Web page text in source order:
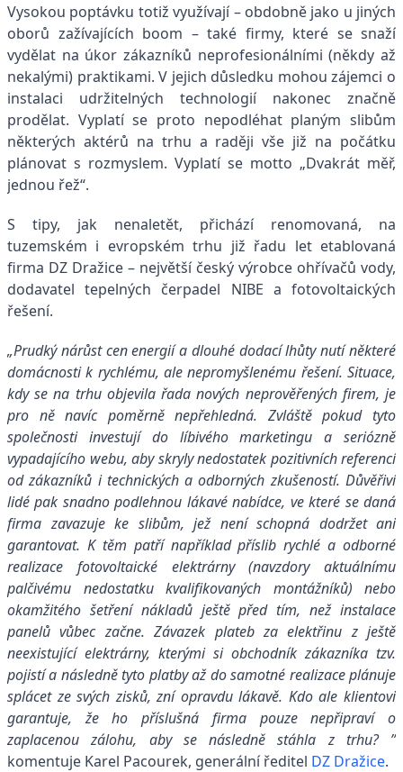
Vysokou poptávku totiž využívají – obdobně jako u jiných
oborů zažívajících boom – také firmy, které se snaží
vydělat na úkor zákazníků neprofesionálními (někdy až
nekalými) praktikami. V jejich důsledku mohou zájemci o
instalaci udržitelných technologií nakonec značně
prodělat. Vyplatí se proto nepodléhat planým slibům
některých aktérů na trhu a raději vše již na počátku
plánovat s rozmyslem. Vyplatí se motto „Dvakrát měř,
jednou řež“.
S tipy, jak nenaletět, přichází renomovaná, na
tuzemském i evropském trhu již řadu let etablovaná
firma DZ Dražice – největší český výrobce ohřívačů vody,
dodavatel tepelných čerpadel NIBE a fotovoltaických
řešení.
„Prudký nárůst cen energií a dlouhé dodací lhůty nutí některé
domácnosti k rychlému, ale nepromyšlenému řešení. Situace,
kdy se na trhu objevila řada nových neprověřených firem, je
pro ně navíc poměrně nepřehledná. Zvláště pokud tyto
společnosti investují do líbivého marketingu a seriózně
vypadajícího webu, aby skryly nedostatek pozitivních referencí
od zákazníků i technických a odborných zkušeností. Důvěřiví
lidé pak snadno podlehnou lákavé nabídce, ve které se daná
firma zavazuje ke slibům, jež není schopná dodržet ani
garantovat. K těm patří například příslib rychlé a odborné
realizace fotovoltaické elektrárny (navzdory aktuálnímu
palčivému nedostatku kvalifikovaných montážníků) nebo
okamžitého šetření nákladů ještě před tím, než instalace
panelů vůbec začne. Závazek plateb za elektřinu z ještě
neexistující elektrárny, kterými si obchodník zákazníka tzv.
pojistí a následně tyto platby až do samotné realizace plánuje
splácet ze svých zisků, zní opravdu lákavě. Kdo ale klientovi
garantuje, že ho příslušná firma pouze nepřipraví o
zaplacenou zálohu, aby se následně stáhla z trhu? ”
komentuje Karel Pacourek, generální ředitel DZ Dražice.